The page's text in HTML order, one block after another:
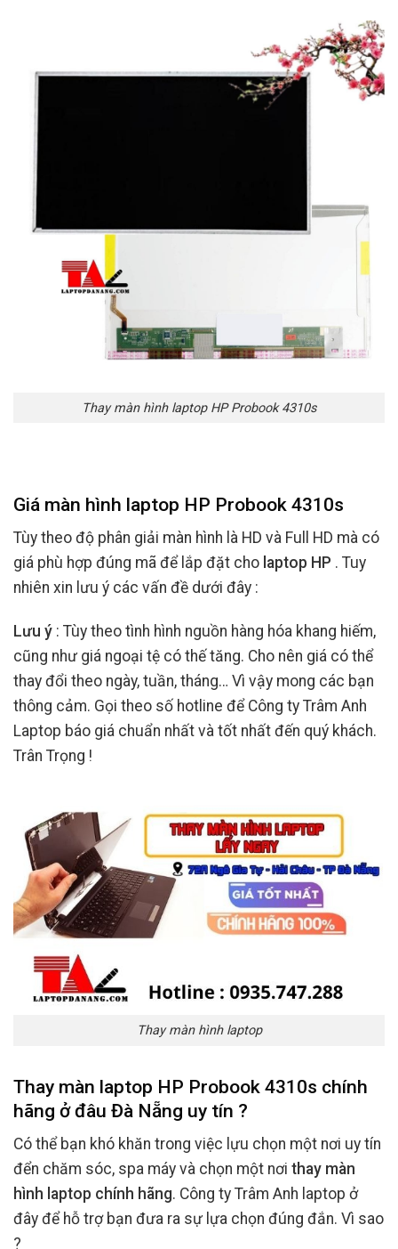
Thay màn hình laptop HP Probook 4310s
Giá màn hình laptop HP Probook 4310s
Tùy theo độ phân giải màn hình là HD và Full HD mà có
giá phù hợp đúng mã để lắp đặt cho laptop HP . Tuy
nhiên xin lưu ý các vấn đề dưới đây :
Lưu ý : Tùy theo tình hình nguồn hàng hóa khang hiếm,
cũng như giá ngoại tệ có thế tăng. Cho nên giá có thể
thay đổi theo ngày, tuần, tháng… Vì vậy mong các bạn
thông cảm. Gọi theo số hotline để Công ty Trâm Anh
Laptop báo giá chuẩn nhất và tốt nhất đến quý khách.
Trân Trọng !
Thay màn hình laptop
Thay màn laptop HP Probook 4310s chính
hãng ở đâu Đà Nẵng uy tín ?
Có thể bạn khó khăn trong việc lựu chọn một nơi uy tín
đển chăm sóc, spa máy và chọn một nơi thay màn
hình laptop chính hãng. Công ty Trâm Anh laptop ở
đây để hỗ trợ bạn đưa ra sự lựa chọn đúng đắn. Vì sao
?